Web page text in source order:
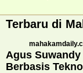
Terbaru di
Agus
Berbasis